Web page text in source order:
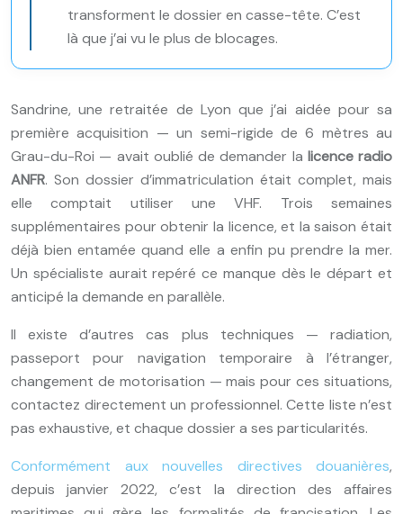
transforment le dossier en casse-tête. C’est
là que j’ai vu le plus de blocages.
Sandrine, une retraitée de Lyon que j’ai aidée pour sa
première acquisition — un semi-rigide de 6 mètres au
Grau-du-Roi — avait oublié de demander la licence radio
ANFR. Son dossier d’immatriculation était complet, mais
elle comptait utiliser une VHF. Trois semaines
supplémentaires pour obtenir la licence, et la saison était
déjà bien entamée quand elle a enfin pu prendre la mer.
Un spécialiste aurait repéré ce manque dès le départ et
anticipé la demande en parallèle.
Il existe d’autres cas plus techniques — radiation,
passeport pour navigation temporaire à l’étranger,
changement de motorisation — mais pour ces situations,
contactez directement un professionnel. Cette liste n’est
pas exhaustive, et chaque dossier a ses particularités.
Conformément aux nouvelles directives douanières,
depuis janvier 2022, c’est la direction des affaires